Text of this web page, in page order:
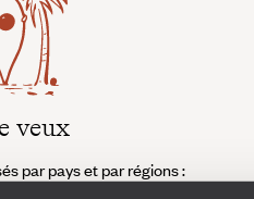
veux
par pays et par régions :